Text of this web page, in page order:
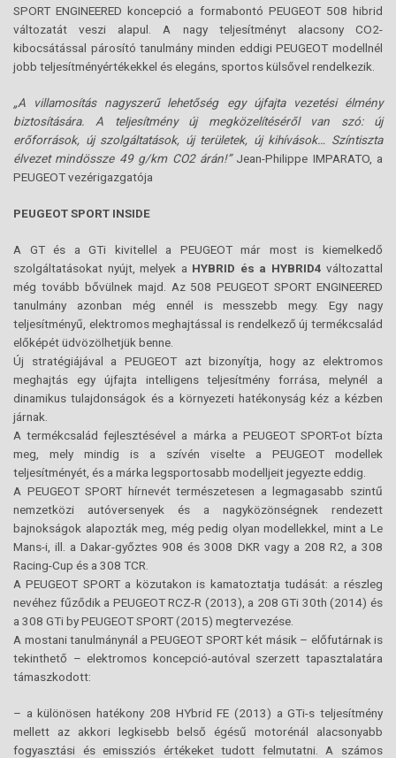
SPORT ENGINEERED koncepció a formabontó PEUGEOT 508 hibrid
változatát veszi alapul. A nagy teljesítményt alacsony CO2-
kibocsátással párosító tanulmány minden eddigi PEUGEOT modellnél
jobb teljesítményértékekkel és elegáns, sportos külsővel rendelkezik.
„A villamosítás nagyszerű lehetőség egy újfajta vezetési élmény
biztosítására. A teljesítmény új megközelítéséről van szó: új
erőforrások, új szolgáltatások, új területek, új kihívások… Színtiszta
élvezet mindössze 49 g/km CO2 árán!” Jean-Philippe IMPARATO, a
PEUGEOT vezérigazgatója
PEUGEOT SPORT INSIDE
A GT és a GTi kivitellel a PEUGEOT már most is kiemelkedő
szolgáltatásokat nyújt, melyek a HYBRID és a HYBRID4 változattal
még tovább bővülnek majd. Az 508 PEUGEOT SPORT ENGINEERED
tanulmány azonban még ennél is messzebb megy. Egy nagy
teljesítményű, elektromos meghajtással is rendelkező új termékcsalád
előképét üdvözölhetjük benne.
Új stratégiájával a PEUGEOT azt bizonyítja, hogy az elektromos
meghajtás egy újfajta intelligens teljesítmény forrása, melynél a
dinamikus tulajdonságok és a környezeti hatékonyság kéz a kézben
járnak.
A termékcsalád fejlesztésével a márka a PEUGEOT SPORT-ot bízta
meg, mely mindig is a szívén viselte a PEUGEOT modellek
teljesítményét, és a márka legsportosabb modelljeit jegyezte eddig.
A PEUGEOT SPORT hírnevét természetesen a legmagasabb szintű
nemzetközi autóversenyek és a nagyközönségnek rendezett
bajnokságok alapozták meg, még pedig olyan modellekkel, mint a Le
Mans-i, ill. a Dakar-győztes 908 és 3008 DKR vagy a 208 R2, a 308
Racing-Cup és a 308 TCR.
A PEUGEOT SPORT a közutakon is kamatoztatja tudását: a részleg
nevéhez fűződik a PEUGEOT RCZ-R (2013), a 208 GTi 30th (2014) és
a 308 GTi by PEUGEOT SPORT (2015) megtervezése.
A mostani tanulmánynál a PEUGEOT SPORT két másik – előfutárnak is
tekinthető – elektromos koncepció-autóval szerzett tapasztalatára
támaszkodott:
– a különösen hatékony 208 HYbrid FE (2013) a GTi-s teljesítmény
mellett az akkori legkisebb belső égésű motorénál alacsonyabb
fogyasztási és emissziós értékeket tudott felmutatni. A számos